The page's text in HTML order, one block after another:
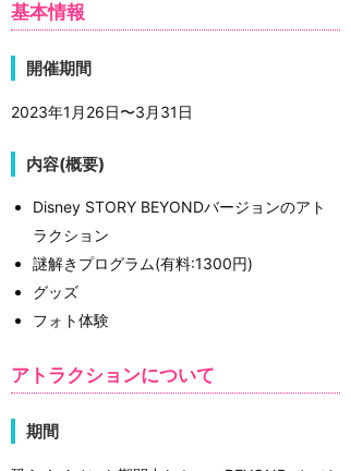
基本情報
開催期間
2023年1月26日〜3月31日
内容(概要)
Disney STORY BEYONDバージョンのアト
ラクション
謎解きプログラム(有料:1300円)
グッズ
フォト体験
アトラクションについて
期間